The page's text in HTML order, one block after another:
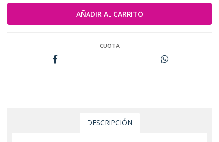
CUOTA
DESCRIPCIÓN